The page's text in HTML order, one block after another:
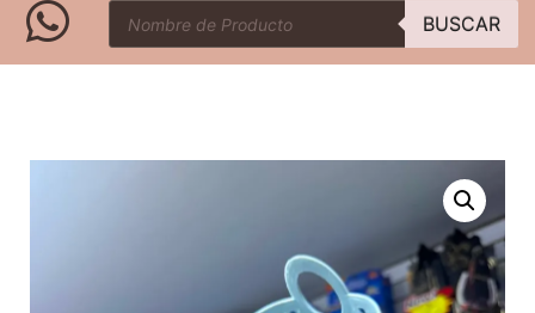
BUSCAR